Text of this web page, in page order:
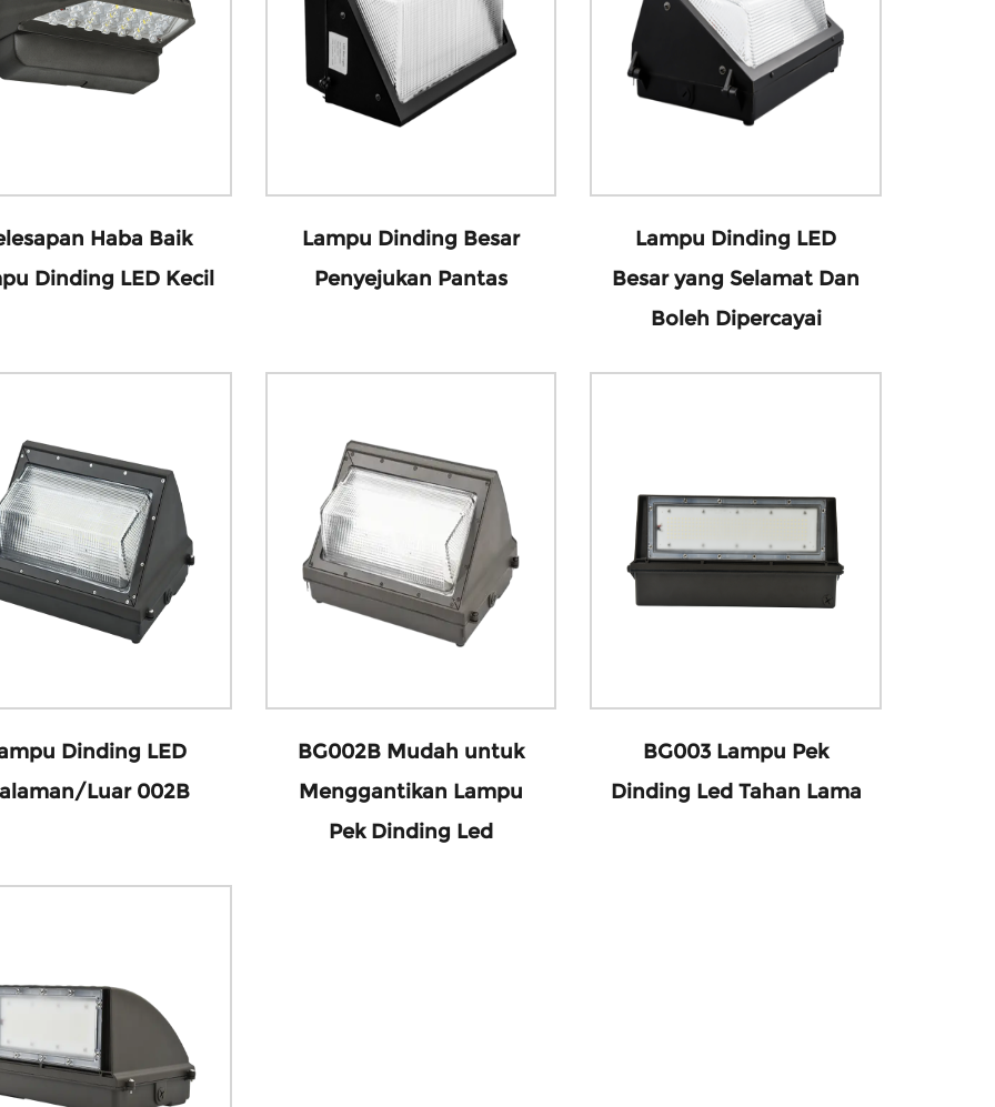
Haba Baik
Dinding LED Kecil
Lampu Dinding Besar
Penyejukan Pantas
Lampu Dinding LED
Besar yang Selamat Dan
Boleh Dipercayai
Dinding LED
Luar 002B
BG002B Mudah untuk
Menggantikan Lampu
Pek Dinding Led
BG003 Lampu Pek
Dinding Led Tahan Lama